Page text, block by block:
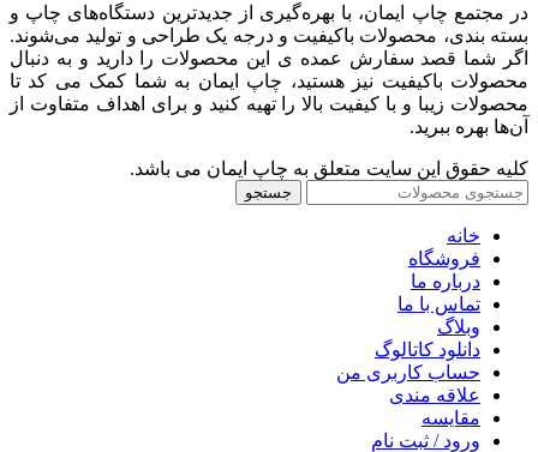
در مجتمع چاپ ایمان، با بهره‌گیری از جدیدترین دستگاه‌های چاپ و
بسته بندی، محصولات باکیفیت و درجه یک طراحی و تولید می‌شوند.
اگر شما قصد سفارش عمده ی این محصولات را دارید و به‌ دنبال
محصولات باکیفیت نیز هستید، چاپ ایمان به شما کمک می کد تا
محصولات زیبا و با کیفیت بالا را تهیه کنید و برای اهداف متفاوت از
آن‌ها بهره ببرید.
کلیه حقوق این سایت متعلق به چاپ ایمان می باشد.
جستجو
خانه
فروشگاه
درباره ما
تماس با ما
وبلاگ
دانلود کاتالوگ
حساب کاربری من
علاقه مندی
مقايسه
ورود / ثبت نام